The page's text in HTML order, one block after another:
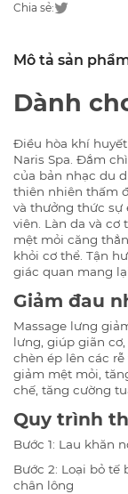
Chia sẻ:
Mô tả sản
Dành
Điều hòa khí
Naris Spa. Đắm
của bản nhạc du
thiên nhiên thấm
và thưởng thức sự
viên. Làn da và
mệt mỏi căng
khỏi cơ thể. Tận
giác quan mang
Giảm đau
Massage lưng
lưng, giúp giãn
chèn ép lên các
giảm mệt mỏi,
chế, tăng cường
Quy trình
Bước 1: Lau khăn
Bước 2: Loại bỏ tế
chân lông